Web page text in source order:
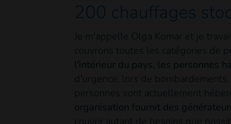
200 chauffages
Je m'appelle Olga Komar et je
couvrons toutes les catégories de
l'intérieur du pays, les personnes
d'urgence, lors de
personnes sont actuellement
organisation fournit des